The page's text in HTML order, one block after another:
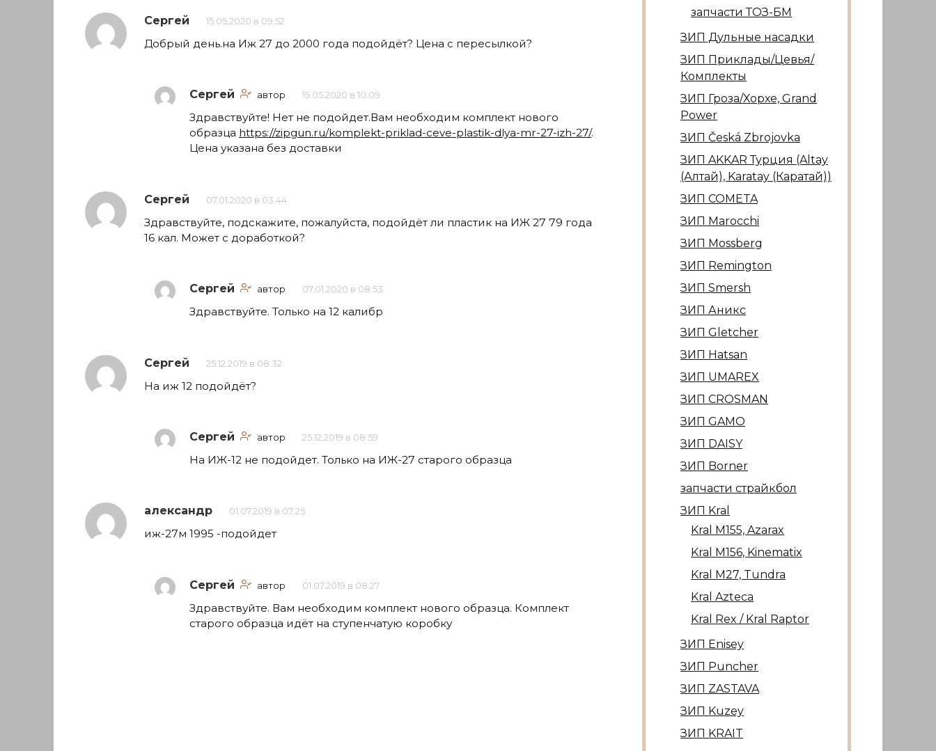
Сергей 15.05.2020 в 09:52
Добрый день.на Иж 27 до 2000 года подойдёт? Цена с пересылкой?
Сергей автор 15.05.2020 в 10:09
Здравствуйте! Нет не подойдет.Вам необходим комплект нового
образца https://zipgun.ru/komplekt-priklad-ceve-plastik-dlya-mr-27-izh-27/.
Цена указана без доставки
Сергей 07.01.2020 в 03:44
Здравствуйте, подскажите, пожалуйста, подойдёт ли пластик на ИЖ 27 79 года
16 кал. Может с доработкой?
Сергей автор 07.01.2020 в 08:53
Здравствуйте. Только на 12 калибр
Сергей 25.12.2019 в 08:32
На иж 12 подойдёт?
Сергей автор 25.12.2019 в 08:59
На ИЖ-12 не подойдет. Только на ИЖ-27 старого образца
александр 01.07.2019 в 07:25
иж-27м 1995 -подойдет
Сергей автор 01.07.2019 в 08:27
Здравствуйте. Вам необходим комплект нового образца. Комплект
старого образца идёт на ступенчатую коробку
запчасти ТОЗ-БМ
ЗИП Дульные насадки
ЗИП Приклады/Цевья/
Комплекты
ЗИП Гроза/Хорхе, Grand
Power
ЗИП Česká Zbrojovka
ЗИП AKKAR Турция (Altay
(Алтай), Karatay (Каратай))
ЗИП COMETA
ЗИП Marocсhi
ЗИП Mossberg
ЗИП Remington
ЗИП Smersh
ЗИП Аникс
ЗИП Gletcher
ЗИП Hatsan
ЗИП UMAREX
ЗИП CROSMAN
ЗИП GAMO
ЗИП DAISY
ЗИП Borner
запчасти страйкбол
ЗИП Kral
Kral М155, Azarax
Kral М156, Kinematix
Kral М27, Tundra
Kral Azteca
Kral Rex / Kral Raptor
ЗИП Enisey
ЗИП Puncher
ЗИП ZASTAVA
ЗИП Kuzey
ЗИП KRAIT